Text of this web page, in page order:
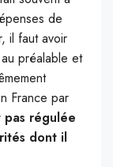
de
il faut avoir
préalable et
France par
pas régulée
dont il